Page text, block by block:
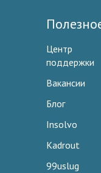
Центр
поддержки
Вакансии
Блог
Insolvo
Kadrout
99uslug